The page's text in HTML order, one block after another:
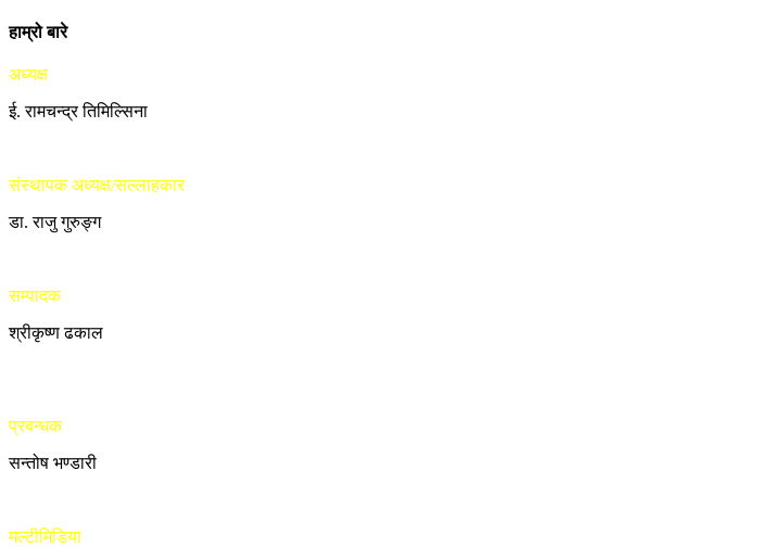
हाम्रो बारे
अध्यक्ष
ई. रामचन्द्र तिमिल्सिना
संस्थापक अध्यक्ष/सल्लाहकार
डा. राजु गुरुङ्ग
सम्पादक
श्रीकृष्ण ढकाल
प्रबन्धक
सन्तोष भण्डारी
मल्टीमिडिया